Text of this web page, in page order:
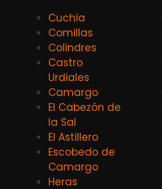
Cuchia
Comillas
Colindres
Castro
Urdiales
Camargo
El Cabezón de
la Sal
El Astillero
Escobedo de
Camargo
Heras